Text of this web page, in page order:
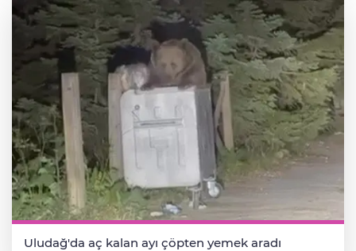
Uludağ'da aç kalan ayı çöpten yemek aradı